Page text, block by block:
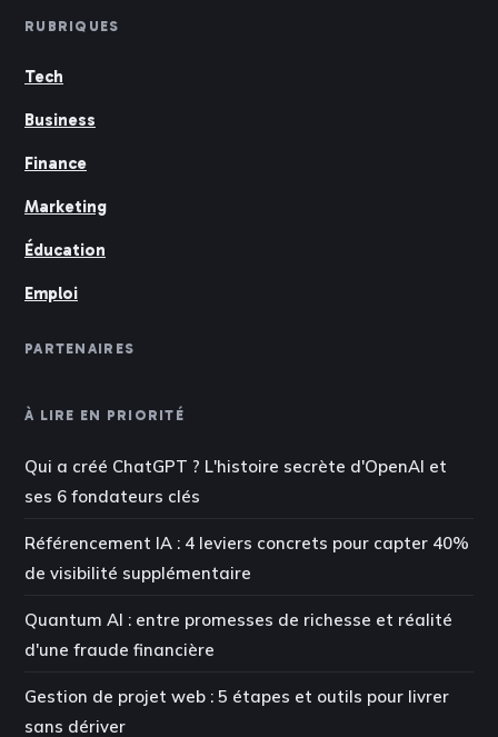
RUBRIQUES
Tech
Business
Finance
Marketing
Éducation
Emploi
PARTENAIRES
À LIRE EN PRIORITÉ
Qui a créé ChatGPT ? L'histoire secrète d'OpenAI et
ses 6 fondateurs clés
Référencement IA : 4 leviers concrets pour capter 40%
de visibilité supplémentaire
Quantum AI : entre promesses de richesse et réalité
d'une fraude financière
Gestion de projet web : 5 étapes et outils pour livrer
sans dériver